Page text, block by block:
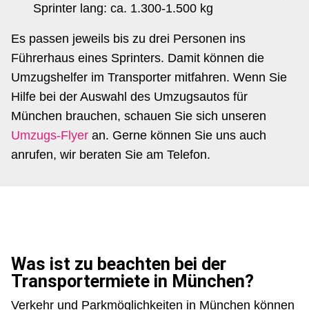
Sprinter lang: ca. 1.300-1.500 kg
Es passen jeweils bis zu drei Personen ins
Führerhaus eines Sprinters. Damit können die
Umzugshelfer im Transporter mitfahren. Wenn Sie
Hilfe bei der Auswahl des Umzugsautos für
München brauchen, schauen Sie sich unseren
Umzugs-Flyer an. Gerne können Sie uns auch
anrufen, wir beraten Sie am Telefon.
Was ist zu beachten bei der
Transportermiete in München?
Verkehr und Parkmöglichkeiten in München können